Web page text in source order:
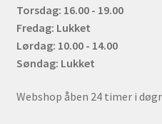
Torsdag: 16.00 - 19.00
Fredag: Lukket
Lørdag: 10.00 - 14.00
Søndag: Lukket
Webshop åben 24 timer i